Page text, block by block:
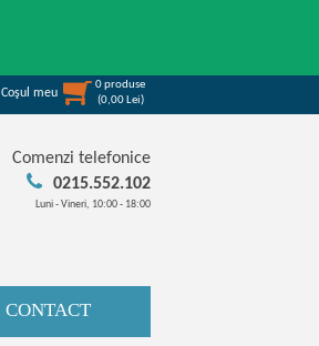
Coşul meu
0produse
(0,00 Lei)
Comenzi telefonice
0215.552.102
Luni - Vineri, 10:00 - 18:00
CONTACT